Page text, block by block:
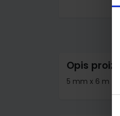
gallery
Opis
5 mm x 6 m